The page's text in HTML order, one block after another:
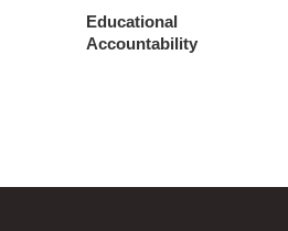
Educational
Accountability